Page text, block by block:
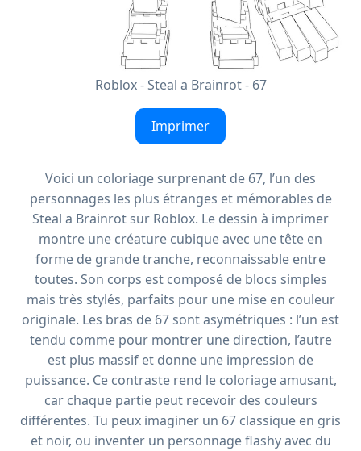
Roblox - Steal a Brainrot - 67
Imprimer
Voici un coloriage surprenant de 67, l’un des
personnages les plus étranges et mémorables de
Steal a Brainrot sur Roblox. Le dessin à imprimer
montre une créature cubique avec une tête en
forme de grande tranche, reconnaissable entre
toutes. Son corps est composé de blocs simples
mais très stylés, parfaits pour une mise en couleur
originale. Les bras de 67 sont asymétriques : l’un est
tendu comme pour montrer une direction, l’autre
est plus massif et donne une impression de
puissance. Ce contraste rend le coloriage amusant,
car chaque partie peut recevoir des couleurs
différentes. Tu peux imaginer un 67 classique en gris
et noir, ou inventer un personnage flashy avec du